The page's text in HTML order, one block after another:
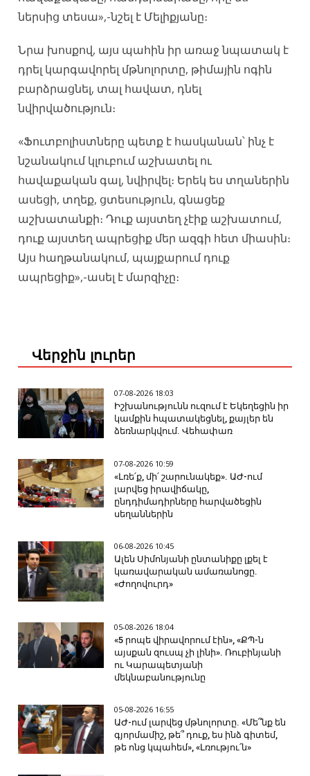
ներսից տեսա»,-նշել է Մելիքյանը։
Նրա խոսքով, այս պահին իր առաջ նպատակ է
դրել կարգավորել մթնոլորտը, թիմային ոգին
բարձրացնել, տալ հավատ, դնել
նվիրվածություն։
«Ֆուտբոլիստները պետք է հասկանան՝ ինչ է
նշանակում կլուբում աշխատել ու
հավաքական գալ, նվիրվել։ Երեկ ես տղաներին
ասեցի, տղեք, ցտեսություն, գնացեք
աշխատանքի։ Դուք այստեղ չէիք աշխատում,
դուք այստեղ ապրեցիք մեր ազգի հետ միասին։
Այս հաղթանակում, պայքարում դուք
ապրեցիք»,-ասել է մարզիչը։
Վերջին լուրեր
07-08-2026 18:03
Իշխանությունն ուզում է Եկեղեցին իր
կամքին հպատակեցնել, քայլեր են
ձեռնարկվում. Վեհափառ
07-08-2026 10:59
«Լռե՛ք, մի՛ շարունակեք». ԱԺ-ում
լարվեց իրավիճակը,
ընդդիմադիրները հարվածեցին
սեղաններին
06-08-2026 10:45
Ալեն Սիմոնյանի ընտանիքը լքել է
կառավարական ամառանոցը.
«Ժողովուրդ»
05-08-2026 18:04
«5 րոպե վիրավորում էին», «ՔՊ-ն
այսքան զուսպ չի լինի». Ռուբինյանի
ու Կարապետյանի
մեկնաբանությունը
05-08-2026 16:55
ԱԺ-ում լարվեց մթնոլորտը. «Մե՞նք են
գյորմամիշ, թե՞ դուք, ես ինձ գիտեմ,
թե ոնց կպահեմ», «Լռությու՛ն»